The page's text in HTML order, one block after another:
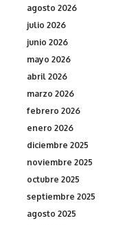
agosto 2026
julio 2026
junio 2026
mayo 2026
abril 2026
marzo 2026
febrero 2026
enero 2026
diciembre 2025
noviembre 2025
octubre 2025
septiembre 2025
agosto 2025